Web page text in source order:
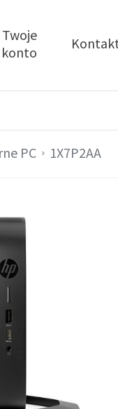
Twoje
konto
PC 1X7P2AA